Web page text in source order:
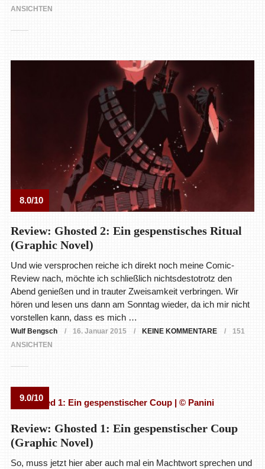
ANSICHTEN
8.0/10
Review: Ghosted 2: Ein gespenstisches Ritual
(Graphic Novel)
Und wie versprochen reiche ich direkt noch meine Comic-
Review nach, möchte ich schließlich nichtsdestotrotz den
Abend genießen und in trauter Zweisamkeit verbringen. Wir
hören und lesen uns dann am Sonntag wieder, da ich mir nicht
vorstellen kann, dass es mich …
Wulf Bengsch 16. Januar 2015 KEINE KOMMENTARE
151
ANSICHTEN
9.0/10
Review: Ghosted 1: Ein gespenstischer Coup
(Graphic Novel)
So, muss jetzt hier aber auch mal ein Machtwort sprechen und